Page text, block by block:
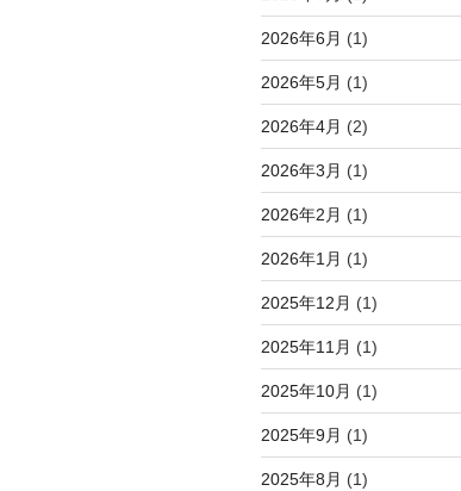
2026年6月 (1)
2026年5月 (1)
2026年4月 (2)
2026年3月 (1)
2026年2月 (1)
2026年1月 (1)
2025年12月 (1)
2025年11月 (1)
2025年10月 (1)
2025年9月 (1)
2025年8月 (1)